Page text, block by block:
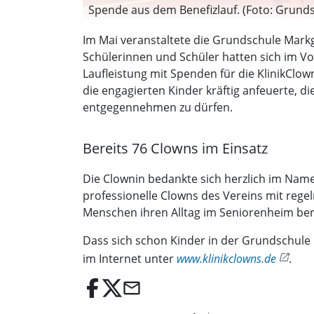
Spende aus dem Benefizlauf. (Foto:
Im Mai veranstaltete die Grundschule
Schülerinnen und Schüler hatten sich im
Laufleistung mit Spenden für die
die engagierten Kinder kräftig anfeuerte,
entgegennehmen zu dürfen.
Bereits 76 Clowns im Einsatz
Die Clownin bedankte sich herzlich im
professionelle Clowns des Vereins mit
Menschen ihren Alltag im Seniorenheim
Dass sich schon Kinder in der
im Internet unter www.klinikclowns.de .
email